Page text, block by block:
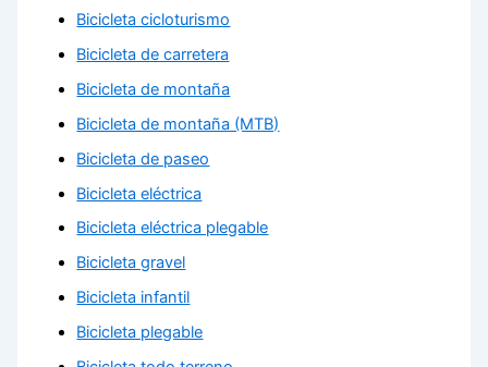
Bicicleta cicloturismo
Bicicleta de carretera
Bicicleta de montaña
Bicicleta de montaña (MTB)
Bicicleta de paseo
Bicicleta eléctrica
Bicicleta eléctrica plegable
Bicicleta gravel
Bicicleta infantil
Bicicleta plegable